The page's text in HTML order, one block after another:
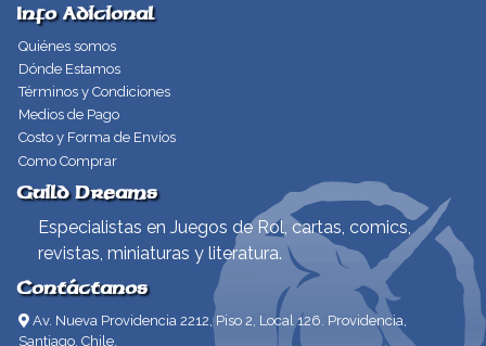
Info Adicional
Quiénes somos
Dónde Estamos
Términos y Condiciones
Medios de Pago
Costo y Forma de Envíos
Como Comprar
Guild Dreams
Especialistas en Juegos de Rol, cartas, comics,
revistas, miniaturas y literatura.
Contáctanos
Av. Nueva Providencia 2212, Piso 2, Local 126. Providencia,
Santiago, Chile.